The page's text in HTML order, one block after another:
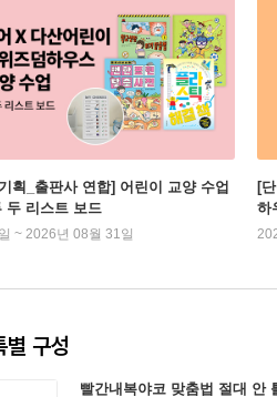
획_출판사 연합] 어린이 교양 수업
두 리스트 보드
~ 2026년 08월 31일
[
하
별 구성
빨간내복야코 맞춤법 절대 안